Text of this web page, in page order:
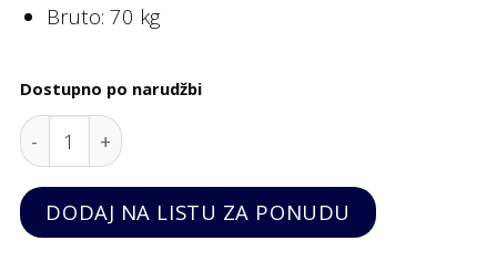
Bruto: 70 kg
Dostupno po narudžbi
Spiralna mješalica 22 litre, s timerom, na kotačima
DODAJ NA LISTU ZA PONUDU